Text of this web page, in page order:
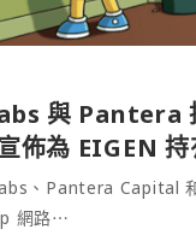
與 Pantera
為 EIGEN 持
、Pantera Capital
網路⋯